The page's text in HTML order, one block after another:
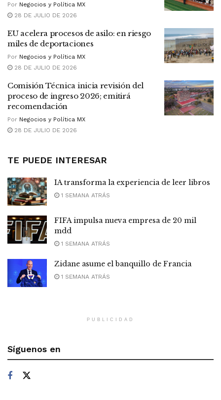
Por Negocios y Política MX
28 DE JULIO DE 2026
EU acelera procesos de asilo: en riesgo
miles de deportaciones
Por Negocios y Política MX
28 DE JULIO DE 2026
Comisión Técnica inicia revisión del
proceso de ingreso 2026; emitirá
recomendación
Por Negocios y Política MX
28 DE JULIO DE 2026
TE PUEDE INTERESAR
IA transforma la experiencia de leer libros
1 SEMANA ATRÁS
FIFA impulsa nueva empresa de 20 mil
mdd
1 SEMANA ATRÁS
Zidane asume el banquillo de Francia
1 SEMANA ATRÁS
PUBLICIDAD
Síguenos en